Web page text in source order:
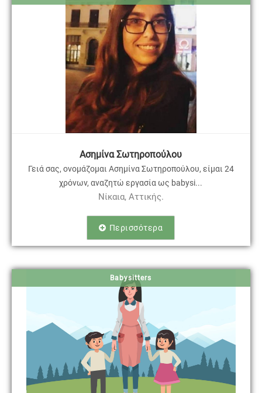
Ασημίνα Σωτηροπούλου
Γειά σας, ονομάζομαι Ασημίνα Σωτηροπούλου, είμαι 24
χρόνων, αναζητώ εργασία ως babysi...
Νίκαια, Αττικής.
Περισσότερα
Babysitters